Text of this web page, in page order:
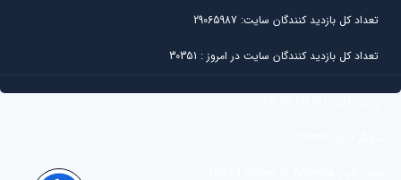
تعداد کل بازديد کنندگان سايت: 29065987
تعداد کل بازديد کنندگان سایت در امروز : 30351